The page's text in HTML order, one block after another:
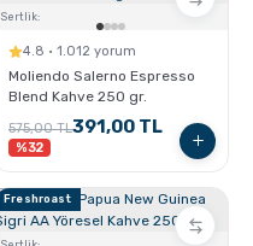
Sertlik:
4.8 · 1.012 yorum
Moliendo Salerno Espresso
Blend Kahve 250 gr.
575,00 TL391,00 TL
%32
Freshroast